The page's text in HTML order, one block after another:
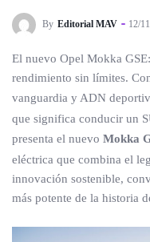
By Editorial MAV 12/
El nuevo Opel Mokka
rendimiento sin límites.
vanguardia y ADN
que significa conducir un
presenta el nuevo Mokka
eléctrica que combina el
innovación sostenible,
más potente de la historia